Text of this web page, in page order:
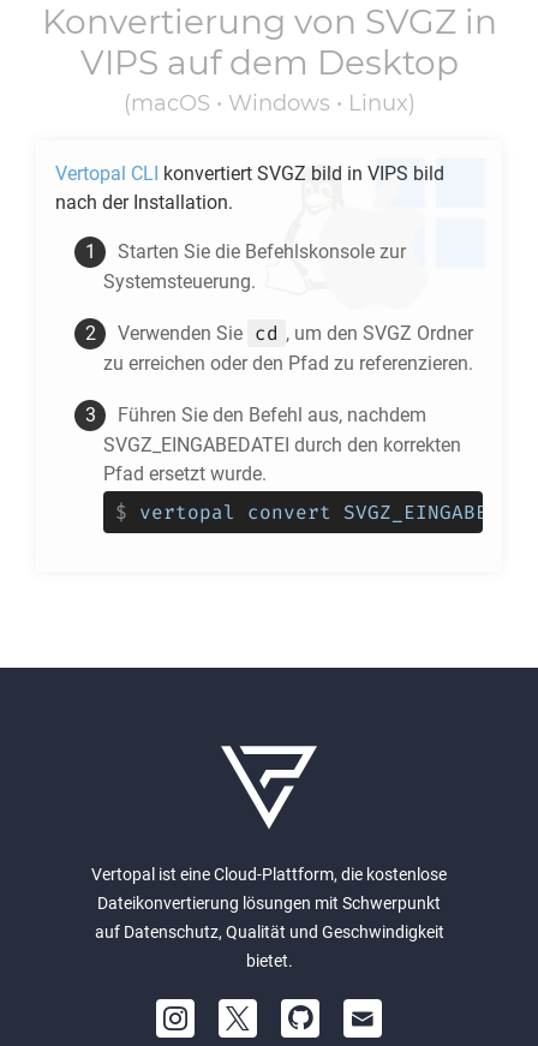
Konvertierung von SVGZin
VIPS auf dem Desktop
(macOS • Windows • Linux)
Vertopal CLI konvertiert SVGZ bild in VIPS bild
nach der Installation.
Starten Sie die Befehlskonsole zur
Systemsteuerung.
Verwenden Sie cd , um den SVGZ Ordner
zu erreichen oder den Pfad zu referenzieren.
Führen Sie den Befehl aus, nachdem
SVGZ_EINGABEDATEI durch den korrekten
Pfad ersetzt wurde.
$ vertopal convert
Vertopal ist eine Cloud-Plattform, die kostenlose
Dateikonvertierung lösungen mit Schwerpunkt
auf Datenschutz, Qualität und Geschwindigkeit
bietet.